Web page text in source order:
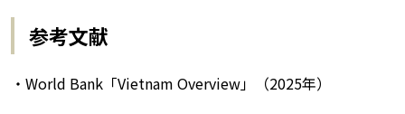
参考文献
・World Bank「Vietnam Overview」（2025年）